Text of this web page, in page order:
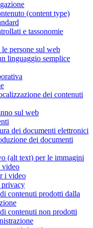
(content type)
e tassonomie
persone sul web
linguaggio semplice
dei contenuti
sul web
dei documenti elettronici
dei documenti
(alt text) per le immagini
video
i video
privacy
contenuti prodotti dalla
contenuti non prodotti